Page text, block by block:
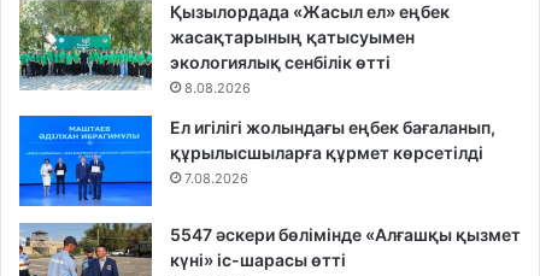
Қызылордада «Жасыл ел» еңбек
жасақтарының қатысуымен
экологиялық сенбілік өтті
8.08.2026
Ел игілігі жолындағы еңбек бағаланып,
құрылысшыларға құрмет көрсетілді
7.08.2026
5547 әскери бөлімінде «Алғашқы қызмет
күні» іс-шарасы өтті